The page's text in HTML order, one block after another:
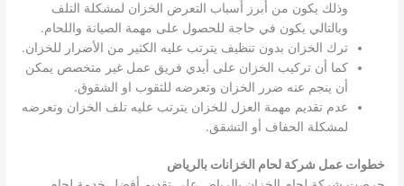
وذلك يكون من أبرز أسباب التعرض الخزان لمشكلة التلف
وبالتالي يكون في حاجة للحصول على مهمة الصيانة واللحام.
ترك الخزان بدون تنظيف يترتب عليه الكثير من الأضرار للخزان.
كما أن تركيب الخزان على أيدي فريق عمل غير متخصص يمكن
أن ينجم عنه ضرر الخزان وتعرضه للثقوب او الشقوق.
عدم تقديم مهمة العزل للخزان يترتب عليه تلف الخزان وتعرضه
لمشكلة الحفاف أو التشقق.
خطوات عمل شركة لحام الخزانات بالرياض